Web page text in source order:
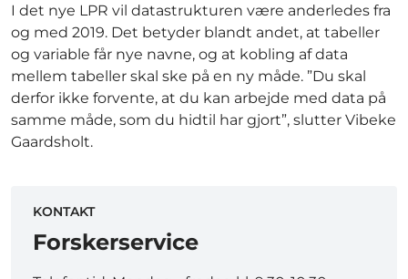
I det nye LPR vil datastrukturen være anderledes fra
og med 2019. Det betyder blandt andet, at tabeller
og variable får nye navne, og at kobling af data
mellem tabeller skal ske på en ny måde. ”Du skal
derfor ikke forvente, at du kan arbejde med data på
samme måde, som du hidtil har gjort”, slutter Vibeke
Gaardsholt.
KONTAKT
Forskerservice